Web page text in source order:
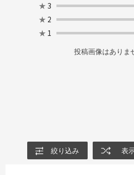
★ 3
★ 2
★ 1
投稿画像はありま
絞り込み 表